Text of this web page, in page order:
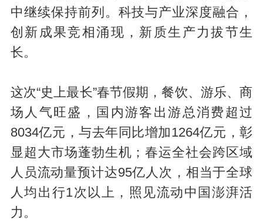
中继续保持前列。科技与产业深度融合，
创新成果竞相涌现，新质生产力拔节生
长。
这次“史上最长”春节假期，餐饮、游乐、商
场人气旺盛，国内游客出游总消费超过
8034亿元，与去年同比增加1264亿元，彰
显超大市场蓬勃生机；春运全社会跨区域
人员流动量预计达95亿人次，相当于全球
人均出行1次以上，照见流动中国澎湃活
力。